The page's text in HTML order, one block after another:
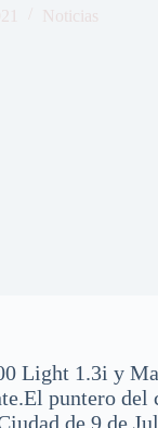
Noticias
Light 1.3i y
puntero
de 9 de